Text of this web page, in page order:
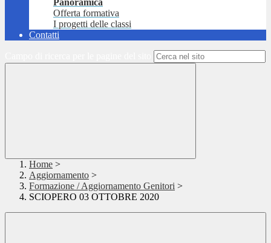
Panoramica
Offerta formativa
I progetti delle classi
Contatti
Home >
Aggiornamento >
Formazione / Aggiornamento Genitori >
SCIOPERO 03 OTTOBRE 2020